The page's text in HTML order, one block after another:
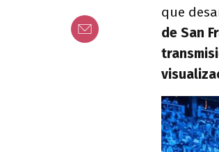
que
de San